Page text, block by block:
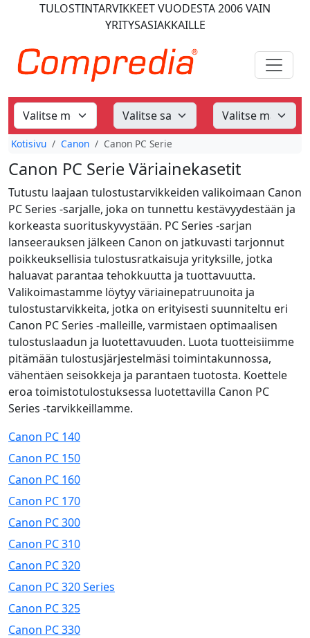
TULOSTINTARVIKKEETVUODESTA 2006VAIN
YRITYSASIAKKAILLE
Kotisivu Canon Canon PC Serie
Canon PC Serie Väriainekasetit
Tutustu laajaan tulostustarvikkeiden valikoimaan Canon
PC Series -sarjalle, joka on tunnettu kestävyydestään ja
korkeasta suorituskyvystään. PC Series -sarjan
lanseerauksen jälkeen Canon on jatkuvasti tarjonnut
poikkeuksellisia tulostusratkaisuja yrityksille, jotka
haluavat parantaa tehokkuutta ja tuottavuutta.
Valikoimastamme löytyy väriainepatruunoita ja
tulostustarvikkeita, jotka on erityisesti suunniteltu eri
Canon PC Series -malleille, varmistaen optimaalisen
tulostuslaadun ja luotettavuuden. Luota tuotteisiimme
pitämään tulostusjärjestelmäsi toimintakunnossa,
vähentäen seisokkeja ja parantaen tuotosta. Koettele
eroa toimistotulostuksessa luotettavilla Canon PC
Series -tarvikkeillamme.
Canon PC 140
Canon PC 150
Canon PC 160
Canon PC 170
Canon PC 300
Canon PC 310
Canon PC 320
Canon PC 320 Series
Canon PC 325
Canon PC 330